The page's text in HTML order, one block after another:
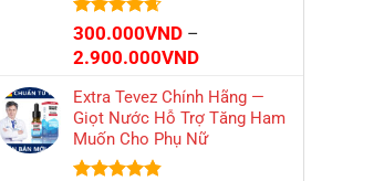
Được xếp
hạng4.61
5 sao
300.000VND –
2.900.000VNDKhoảng
từ
300.000VND
đến
Extra Tevez Chính Hãng —
Giọt Nước Hỗ Trợ Tăng Ham
Muốn Cho Phụ Nữ